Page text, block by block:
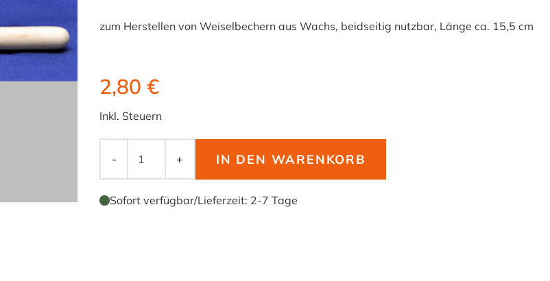
zum Herstellen von Weiselbechern aus Wachs, beidseitig nutzbar, Länge ca. 15,5 cm
2,80 €
Inkl. Steuern
- + IN DEN WARENKORB
Sofort verfügbar/Lieferzeit: 2-7 Tage